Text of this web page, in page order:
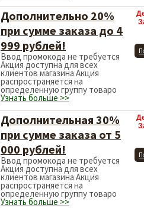
Дополнительно 20%
при сумме заказа до 4
999 рублей!
Ввод промокода не требуется
Акция доступна для всех
клиентов магазина Акция
распространяется на
определенную группу товаро
Узнать больше >>
Дополнительная 30%
при сумме заказа от 5
000 рублей!
Ввод промокода не требуется
Акция доступна для всех
клиентов магазина Акция
распространяется на
определенную группу товаро
Узнать больше >>